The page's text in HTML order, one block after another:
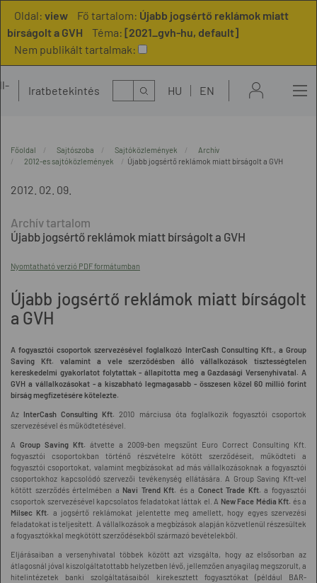
Oldal: view Fő tartalom: Újabb jogsértő reklámok miatt
bírságolt a GVH
Téma: [2021_gvh-hu, default]
Nem publikált tartalmak:
Iratbetekintés Kereső HU EN
Főoldal Sajtószoba Sajtóközlemények
Archív
2012-es sajtóközlemények
Újabb jogsértő reklámok miatt bírságolt a GVH
2012. 02. 09.
Újabb jogsértő reklámok miatt bírságolt a GVH
Nyomtatható verzió PDF formátumban
Újabb jogsértő reklámok miatt bírságolt
a GVH
A fogyasztói csoportok szervezésével foglalkozó InterCash Consulting Kft., a Group
Saving Kft. valamint a vele szerződésben álló vállalkozások tisztességtelen
kereskedelmi gyakorlatot folytattak - állapította meg a Gazdasági Versenyhivatal. A
GVH a vállalkozásokat - a kiszabható legmagasabb - összesen közel 60 millió forint
bírság megfizetésére kötelezte.
Az InterCash Consulting Kft. 2010 márciusa óta foglalkozik fogyasztói csoportok
szervezésével és működtetésével.
A Group Saving Kft. átvette a 2009-ben megszűnt Euro Correct Consulting Kft.
fogyasztói csoportokban történő részvételre kötött szerződéseit, működteti a
fogyasztói csoportokat, valamint megbízásokat ad más vállalkozásoknak a fogyasztói
csoportokhoz kapcsolódó szervezői tevékenység ellátására. A Group Saving Kft-vel
kötött szerződés értelmében a Navi Trend Kft. és a Conect Trade Kft. a fogyasztói
csoportok szervezésével kapcsolatos feladatokat láttak el. A New Face Média Kft. és a
Milsec Kft. a jogsértő reklámokat jelentette meg amellett, hogy egyes szervezési
feladatokat is teljesített. A vállalkozások a megbízások alapján közvetlenül részesültek
a fogyasztókkal megkötött szerződésekből származó bevételekből.
Eljárásaiban a versenyhivatal többek között azt vizsgálta, hogy az elsősorban az
átlagosnál jóval kiszolgáltatottabb helyzetben lévő, jellemzően anyagilag megszorult, a
hitelintézetek banki szolgáltatásaiból kirekesztett fogyasztókat (például BAR-